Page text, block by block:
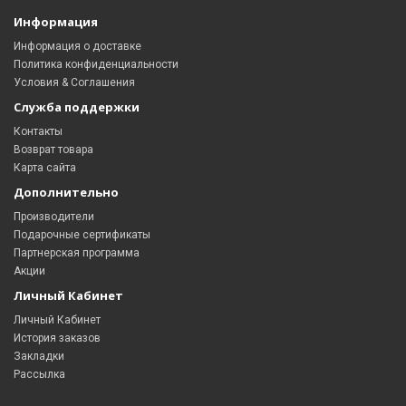
Информация
Информация о доставке
Политика конфиденциальности
Условия & Соглашения
Служба поддержки
Контакты
Возврат товара
Карта сайта
Дополнительно
Производители
Подарочные сертификаты
Партнерская программа
Акции
Личный Кабинет
Личный Кабинет
История заказов
Закладки
Рассылка